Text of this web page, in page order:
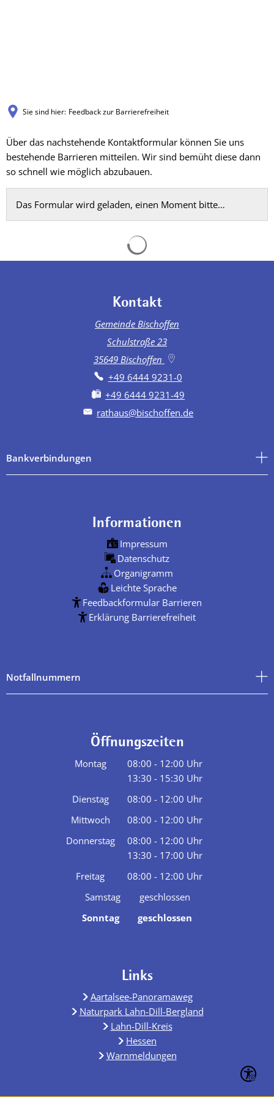
Sie sind hier: Feedback zur Barrierefreiheit
Feedback
zur
Barrierefreiheit
Über das nachstehende Kontaktformular können Sie uns
bestehende Barrieren mitteilen. Wir sind bemüht diese dann
so schnell wie möglich abzubauen.
Das Formular wird geladen, einen Moment bitte…
Kontakt
Gemeinde Bischoffen
Schulstraße 23
35649 Bischoffen
+49 6444 9231-0
+49 6444 9231-49
rathaus@bischoffen.de
Bankverbindungen
Informationen
Impressum
Datenschutz
Organigramm
Leichte Sprache
Feedbackformular Barrieren
Erklärung Barrierefreiheit
Notfallnummern
Öffnungszeiten
Montag 08:00 - 12:00 Uhr
Von 08:00 bis 12:00 Uhr
13:30 - 15:30 Uhr
Von 13:30 bis 15:30 Uhr
Dienstag 08:00 - 12:00 Uhr
Von 08:00 bis 12:00 Uhr
Mittwoch 08:00 - 12:00 Uhr
Von 08:00 bis 12:00 Uhr
Donnerstag 08:00 - 12:00 Uhr
Von 08:00 bis 12:00 Uhr
13:30 - 17:00 Uhr
Von 13:30 bis 17:00 Uhr
Freitag 08:00 - 12:00 Uhr
Von 08:00 bis 12:00 Uhr
Samstag
geschlossen
Sonntag
geschlossen
Links
Aartalsee-Panoramaweg
Naturpark Lahn-Dill-Bergland
Lahn-Dill-Kreis
Hessen
Warnmeldungen
Seite